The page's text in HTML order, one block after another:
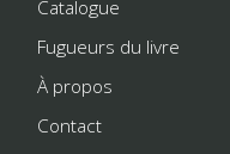
Catalogue
Fugueurs du livre
À propos
Contact